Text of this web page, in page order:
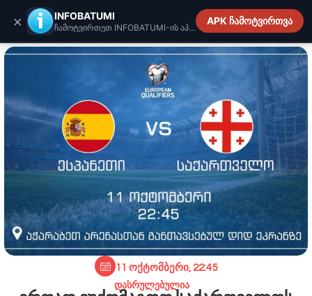
INFOBATUMI.GE
11 ოქტომბერი, 22:45
დასრულებულია
× INFOBATUMI
ჩამოტვირთეთ INFOBATUMI-ის აპლიკაცია
APK ჩამოტვირთვა